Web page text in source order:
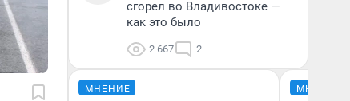
сгорел во Владивостоке —
как это было
2 667 2
МНЕНИЕ МНЕНИЕ